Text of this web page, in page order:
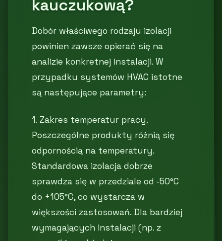
kauczukową?
Dobór właściwego rodzaju izolacji
powinien zawsze opierać się na
analizie konkretnej instalacji. W
przypadku systemów HVAC istotne
są następujące parametry:
1. Zakres temperatur pracy.
Poszczególne produkty różnią się
odpornością na temperatury.
Standardowa izolacja dobrze
sprawdza się w przedziale od -50°C
do +105°C, co wystarcza w
większości zastosowań. Dla bardziej
wymagających instalacji (np. z